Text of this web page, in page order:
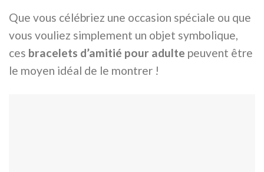
Que vous célébriez une occasion spéciale ou que
vous vouliez simplement un objet symbolique,
ces bracelets d’amitié pour adulte peuvent être
le moyen idéal de le montrer !